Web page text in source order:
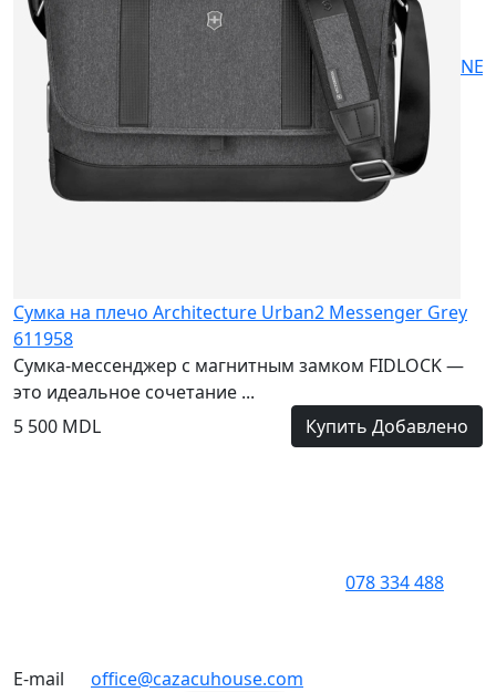
Сумка на плечо Architecture Urban2 Messenger Grey
611958
Сумка-мессенджер с магнитным замком FIDLOCK —
это идеальное сочетание ...
5 500 MDL
Купить Добавлено
078 334 488
E-mail
office@cazacuhouse.com